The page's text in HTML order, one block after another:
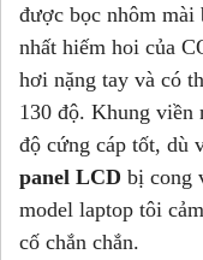
được bọc nhôm mài
nhất hiếm hoi của
hơi nặng tay và có
130 độ. Khung viền
độ cứng cáp tốt, dù
panel LCD bị cong
model laptop tôi
cố chắn chắn.